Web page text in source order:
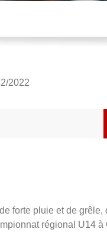
2022
forte pluie et de
régional U14 à